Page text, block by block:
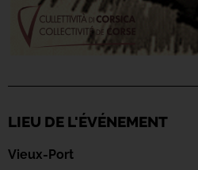
LIEU DE L'ÉVÉNEMENT
Vieux-Port